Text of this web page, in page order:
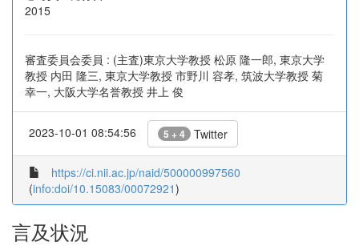
2015
審査委員会委員 : (主査)東京大学教授 松原 隆一郎, 東京大学
教授 内田 隆三, 東京大学教授 市野川 容孝, 筑波大学教授 菊
幸一, 大阪大学名誉教授 井上 俊
2023-10-01 08:54:56 5 + 4 Twitter
https://ci.nii.ac.jp/naid/500000997560
(info:doi/10.15083/00072921)
言及状況